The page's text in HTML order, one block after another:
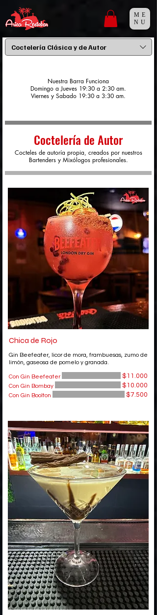
ME
NU
Coctelería Clásica y de Autor
Nuestra Barra Funciona
Domingo a Jueves 19:30 a 2:30 am.
Viernes y Sabado 19:30 a 3:30 am.
Coctelería de Autor
Cocteles de autoría propia, creados por nuestros
Bartenders y Mixólogos profesionales.
Chica de Rojo
Gin Beefeater, licor de mora, frambuesas, zumo de
limón, gaseosa de pomelo y granada.
Con Gin Beefeater $11.000
Con Gin Bombay $10.000
Con Gin Boolton $7.500